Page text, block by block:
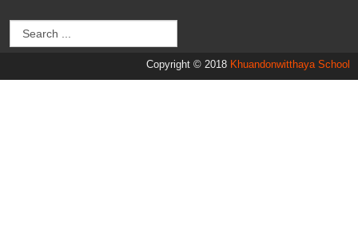
Copyright © 2018 Khuandonwitthaya School